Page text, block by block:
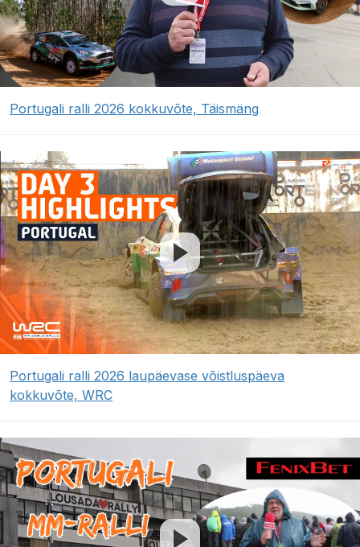
Portugali ralli 2026 kokkuvõte, Täismäng
Portugali ralli 2026 laupäevase võistluspäeva
kokkuvõte, WRC